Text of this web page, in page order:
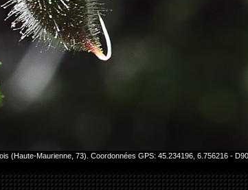
(Haute-Maurienne, 73). Coordonnées GPS: 45.234196, 6.756216 -